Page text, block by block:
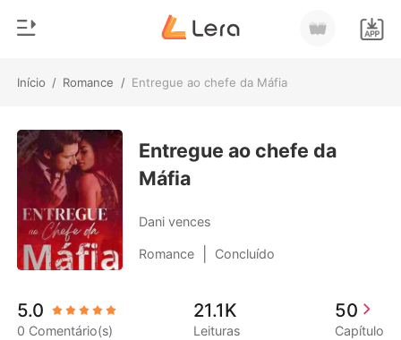
Início / Romance / Entregue ao chefe da Máfia
Loja
Histórico
Sair
Baixar App
Gênero
Moderno
Lobisomem
Contos
Bilionários
Entregue ao chefe da
Máfia
Dani vences
Romance Concluído
5.0
0 Comentário(s)
21.1K
Leituras
50
Capítulo